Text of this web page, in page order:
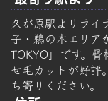
久が原駅よりライ
子・鵜の木エリア
TOKYO」です。
せ毛カットが好評
ち寄りください。